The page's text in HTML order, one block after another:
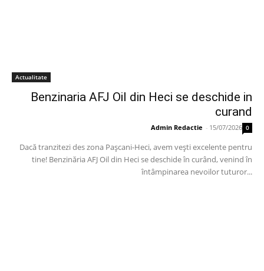
Actualitate
Benzinaria AFJ Oil din Heci se deschide in
curand
Admin Redactie - 15/07/2026 0
Dacă tranzitezi des zona Pașcani-Heci, avem vești excelente pentru
tine! Benzinăria AFJ Oil din Heci se deschide în curând, venind în
întâmpinarea nevoilor tuturor...